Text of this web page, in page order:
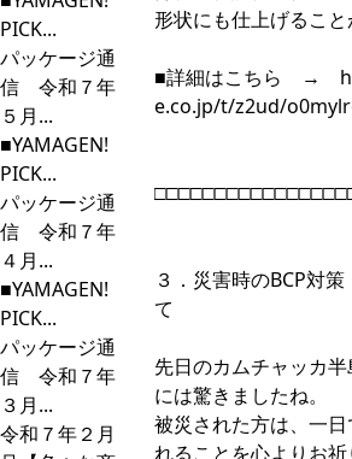
PICK...
パッケージ通
信 令和７年
５月...
■YAMAGEN!
PICK...
パッケージ通
信 令和７年
４月...
■YAMAGEN!
PICK...
パッケージ通
信 令和７年
３月...
令和７年２月
形状にも仕上げること
■詳細はこちら →
e.co.jp/t/z2ud/
３．災害時のBCP対
て
先日のカムチャッカ
には驚きましたね。
被災された方は、一
れることを心よりお祈